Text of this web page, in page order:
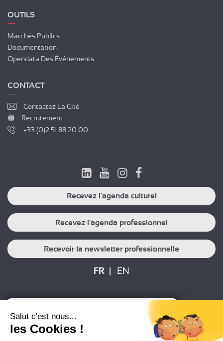
OUTILS
Marchés Publics
Documentation
Opendata Des Événements
CONTACT
Contactez La Cité
Recrutement
+33 (0)2 51 88 20 00
Recevez l'agenda culturel
Recevez l'agenda professionnel
Recevoir la newsletter professionnelle
FR EN
Plan du site
Mentions légales
Politique de protection des données
Crédits
Salut c'est nous...
les Cookies !